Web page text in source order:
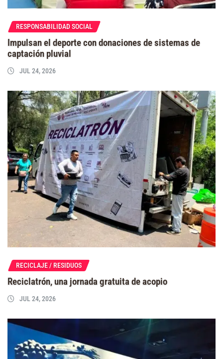
RESPONSABILIDAD SOCIAL
Impulsan el deporte con donaciones de sistemas de
captación pluvial
JUL 24, 2026
RECICLAJE / RESIDUOS
Reciclatrón, una jornada gratuita de acopio
JUL 24, 2026